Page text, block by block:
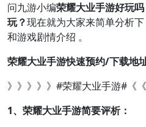
问九游小编荣耀大业手游好玩
玩？现在就为大家来简单分析
和游戏剧情介绍 。
荣耀大业手游快速预约/下载地
》》》》》#荣耀大业手游#《
1、荣耀大业手游简要评析：